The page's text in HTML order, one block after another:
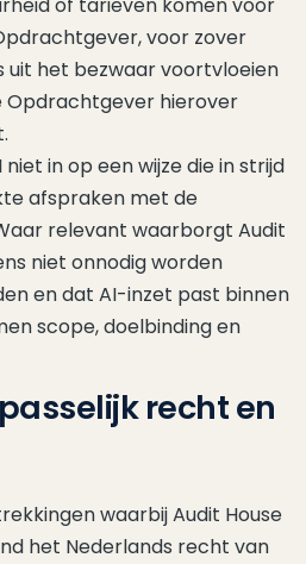
of tarieven komen voor
voor zover
uit het bezwaar voortvloeien
Opdrachtgever hierover
niet in op een wijze die in strijd
afspraken met de
relevant waarborgt Audit
niet onnodig worden
en dat AI-inzet past binnen
scope, doelbinding en
recht en
waarbij Audit House
het Nederlands recht van